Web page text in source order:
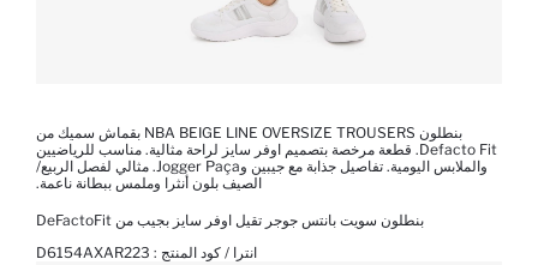
بنطلون NBA BEIGE LINE OVERSIZE TROUSERS بقماش سميك من
Defacto Fit. قطعة مرخصة بتصميم اوفر سايز لراحة مثالية. مناسب للرياضيين
والملابس اليومية. تفاصيل جذابة مع جيبين وJogger Paça. مثالي لفصل الربيع/
الصيف بلون أنثرا وملمس ببطانة ناعمة.
بنطلون سويت بانتس جوجر تقيل اوفر سايز بجيب من DeFactoFit
انترا / كود المنتج : D6154AXAR223